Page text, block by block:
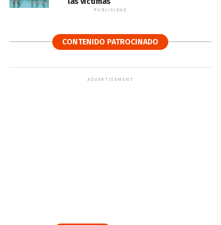
PUBLICIDAD
CONTENIDO PATROCINADO
ADVERTISEMENT